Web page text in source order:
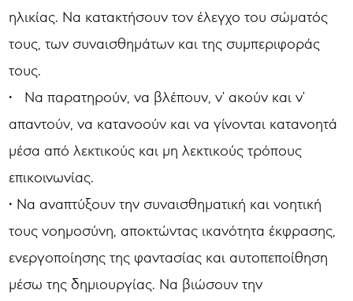
ηλικίας. Να κατακτήσουν τον έλεγχο του σώματός
τους, των συναισθημάτων και της συμπεριφοράς
τους.
• Να παρατηρούν, να βλέπουν, ν' ακούν και ν'
απαντούν, να κατανοούν και να γίνονται κατανοητά
μέσα από λεκτικούς και μη λεκτικούς τρόπους
επικοινωνίας.
• Να αναπτύξουν την συναισθηματική και νοητική
τους νοημοσύνη, αποκτώντας ικανότητα έκφρασης,
ενεργοποίησης της φαντασίας και αυτοπεποίθηση
μέσω της δημιουργίας. Να βιώσουν την